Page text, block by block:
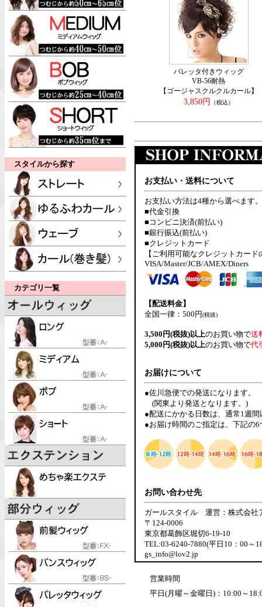
スタイルから探す
カテゴリ一覧
バレッタ付きウィッグ
VB-56耐熱
【ゴージャスクルクルカール】
3,850円
（税込）
お支払い・送料について
お支払い方法は4種から選べます。
■代金引換
■コンビニ決済(前払い)
■銀行振込(前払い)
■クレジットカード
【ご利用可能なクレジットカード
VISA/Master/JCB/AMEX/Diners
【配送料金】
全国一律：500円(税抜)
3,500円(税抜)以上のお買い物で送
5,000円(税抜)以上のお買い物で代
お届けについて
●佐川急便での発送になります。
(関東より発送となります。)
●配送にかかる日数は、通常1週
●お届け時間のご指定は、下記の
お問い合わせ先
ガールスタイル 運営：株式会社
〒124-0006
東京都葛飾区堀切6-19-10
TEL:03-6240-7880(平日10：00～
gs_info@lov2.jp
営業時間
平日(月曜～金曜日)：10:00～